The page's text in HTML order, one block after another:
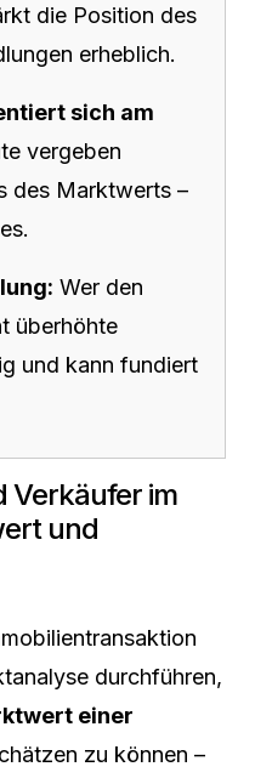
die Position des
erheblich.
sich am
vergeben
des Marktwerts –
Wer den
überhöhte
und kann fundiert
Verkäufer im
und
durchführen,
einer
zu können –